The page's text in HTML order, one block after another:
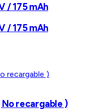
/ 175 mAh
/ 175 mAh
recargable )